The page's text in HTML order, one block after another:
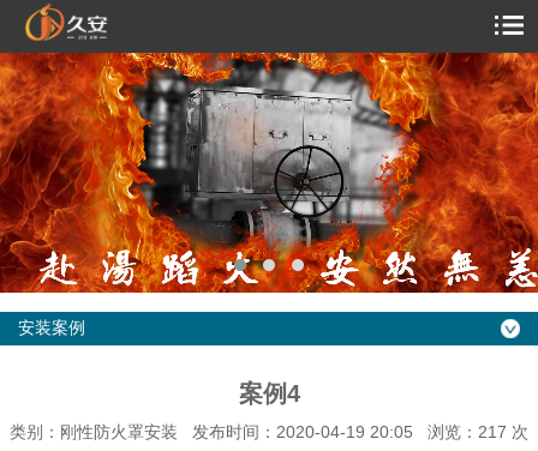
安装案例
案例4
类别：刚性防火罩安装 发布时间：2020-04-19 20:05 浏览： 217 次